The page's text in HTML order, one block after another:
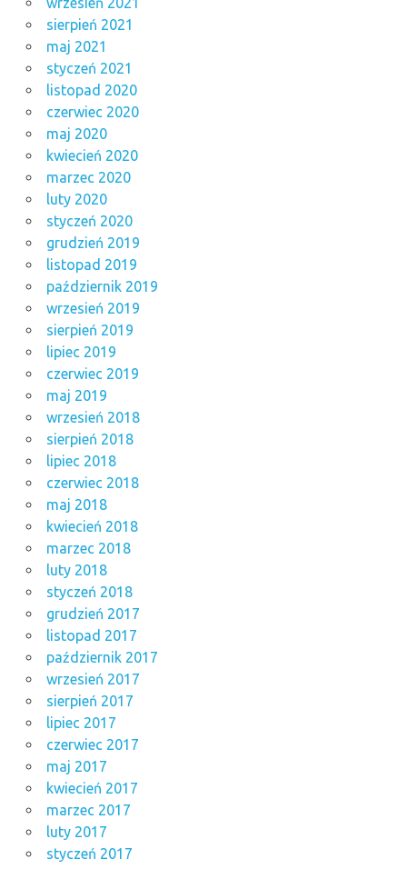
sierpień 2021
maj 2021
styczeń 2021
listopad 2020
czerwiec 2020
maj 2020
kwiecień 2020
marzec 2020
luty 2020
styczeń 2020
grudzień 2019
listopad 2019
październik 2019
wrzesień 2019
sierpień 2019
lipiec 2019
czerwiec 2019
maj 2019
wrzesień 2018
sierpień 2018
lipiec 2018
czerwiec 2018
maj 2018
kwiecień 2018
marzec 2018
luty 2018
styczeń 2018
grudzień 2017
listopad 2017
październik 2017
wrzesień 2017
sierpień 2017
lipiec 2017
czerwiec 2017
maj 2017
kwiecień 2017
marzec 2017
luty 2017
styczeń 2017